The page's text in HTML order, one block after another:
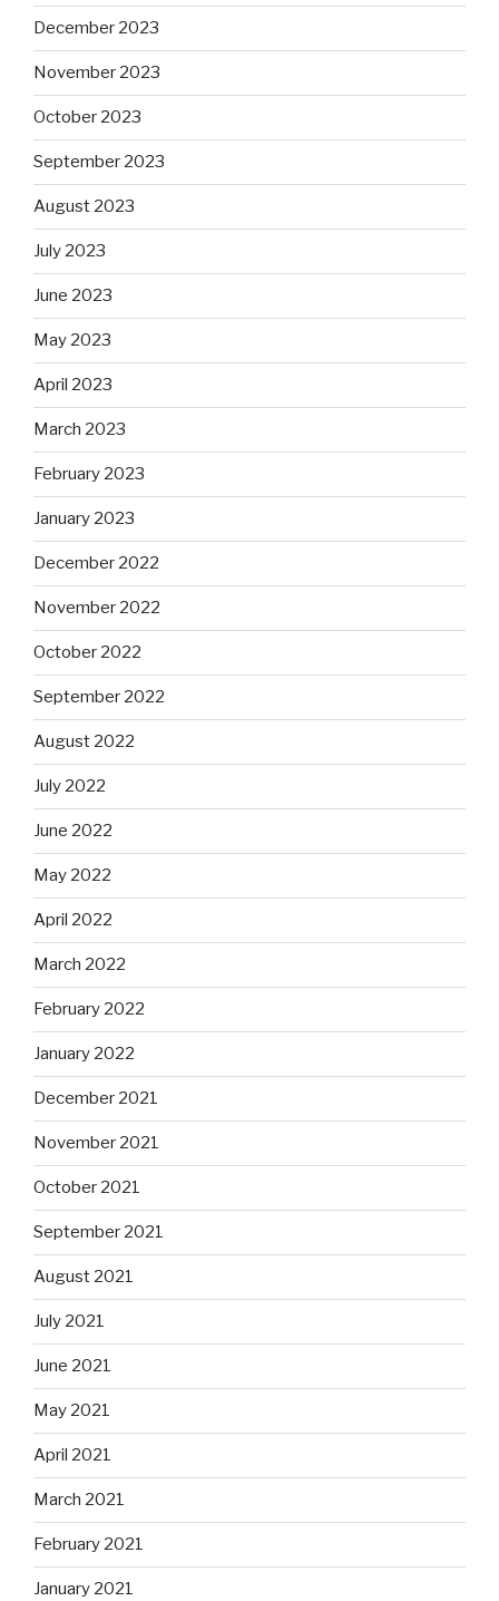
December 2023
November 2023
October 2023
September 2023
August 2023
July 2023
June 2023
May 2023
April 2023
March 2023
February 2023
January 2023
December 2022
November 2022
October 2022
September 2022
August 2022
July 2022
June 2022
May 2022
April 2022
March 2022
February 2022
January 2022
December 2021
November 2021
October 2021
September 2021
August 2021
July 2021
June 2021
May 2021
April 2021
March 2021
February 2021
January 2021